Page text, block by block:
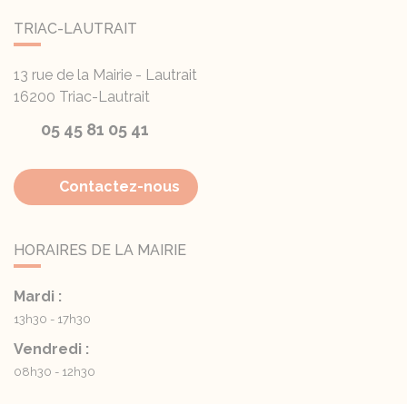
TRIAC-LAUTRAIT
13 rue de la Mairie - Lautrait
16200 Triac-Lautrait
05 45 81 05 41
Contactez-nous
HORAIRES DE LA MAIRIE
Mardi :
13h30 - 17h30
Vendredi :
08h30 - 12h30